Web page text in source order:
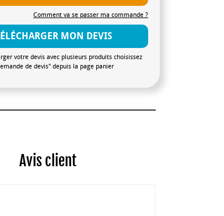
Comment va se passer ma commande ?
MON DEVIS
votre devis avec plusieurs produits choisissez
de devis" depuis la page panier
Avis client